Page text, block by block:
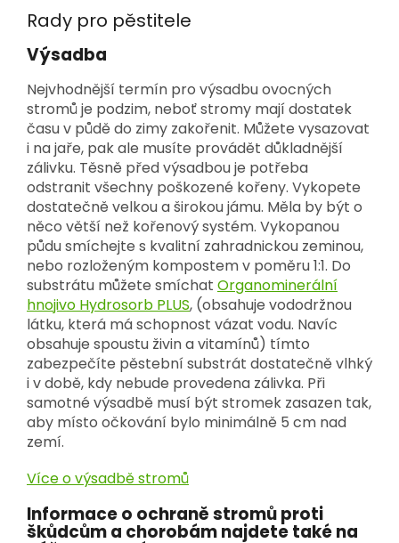
Rady pro pěstitele
Výsadba
Nejvhodnější termín pro výsadbu ovocných
stromů je podzim, neboť stromy mají dostatek
času v půdě do zimy zakořenit. Můžete vysazovat
i na jaře, pak ale musíte provádět důkladnější
zálivku. Těsně před výsadbou je potřeba
odstranit všechny poškozené kořeny. Vykopete
dostatečně velkou a širokou jámu. Měla by být o
něco větší než kořenový systém. Vykopanou
půdu smíchejte s kvalitní zahradnickou zeminou,
nebo rozloženým kompostem v poměru 1:1. Do
substrátu můžete smíchat Organominerální
hnojivo Hydrosorb PLUS, (obsahuje vododržnou
látku, která má schopnost vázat vodu. Navíc
obsahuje spoustu živin a vitamínů) tímto
zabezpečíte pěstební substrát dostatečně vlhký
i v době, kdy nebude provedena zálivka. Při
samotné výsadbě musí být stromek zasazen tak,
aby místo očkování bylo minimálně 5 cm nad
zemí.
Více o výsadbě stromů
Informace o ochraně stromů proti
škůdcům a chorobám najdete také na